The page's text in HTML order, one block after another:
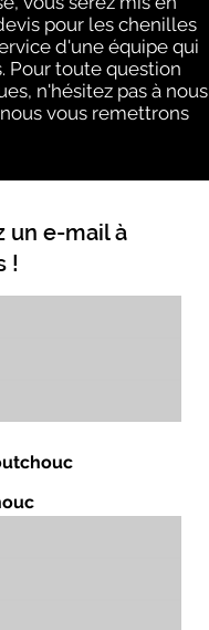
pour les chenilles
d'une équipe qui
Pour toute question
n'hésitez pas à nous
vous remettrons
un e-mail à
!